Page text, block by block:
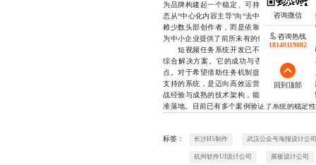
为品牌构建起一个稳定、可持续的内容生产
态从“中心化内容主导”向“去中心化用户共创”
赖少数头部创作者，而是依靠庞大的分布式
为中小企业提供了前所未有的传播机会。
短视频任务系统开发已不再是简单的技术
综合解决方案。它的成功与否，取决于是否
点。对于希望借助任务机制提升内容产能的
支持的系统，是迈向高效运营的第一步。我
战经验与成熟的技术架构，能够为企业提供
准落地。目前已有多个案例验证了系统的稳定
标签： 长沙H5制作 武汉公众号海报设计公司
杭州软件UI设计公司 展板设计公司
咨询热线
18140119082
回到顶部